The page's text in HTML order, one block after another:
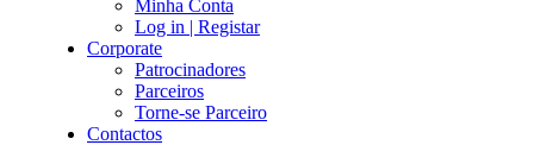
Minha Conta
Log in | Registar
Corporate
Patrocinadores
Parceiros
Torne-se Parceiro
Contactos